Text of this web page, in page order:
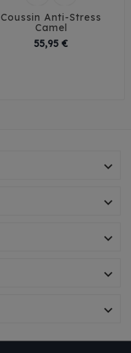
Coussin Anti-Stress
Camel
55,95 €




